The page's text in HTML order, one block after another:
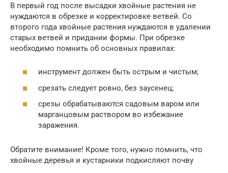
В первый год после высадки хвойные растения не
нуждаются в обрезке и корректировке ветвей. Со
второго года хвойные растения нуждаются в удалении
старых ветвей и придании формы. При обрезке
необходимо помнить об основных правилах:
инструмент должен быть острым и чистым;
срезать следует ровно, без заусенец;
срезы обрабатываются садовым варом или
марганцовым раствором во избежание
заражения.
Обратите внимание! Кроме того, нужно помнить, что
хвойные деревья и кустарники подкисляют почву